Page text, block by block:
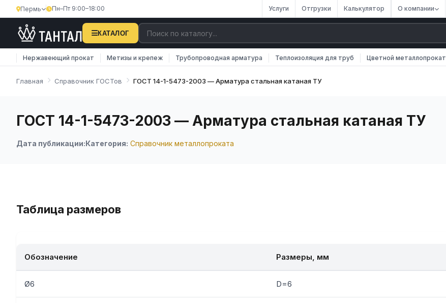
Пермь Пн–Пт 9:00–18:00 Услуги Отгрузки Калькулятор О компании
КАТАЛОГ
Нержавеющий прокат Метизы и крепеж Трубопроводная арматура Теплоизоляция для труб Цветной металлопрокат
Главная Справочник ГОСТов ГОСТ 14-1-5473-2003 — Арматура стальная катаная ТУ
ГОСТ 14-1-5473-2003 — Арматура стальная катаная ТУ
Дата публикации:Категория: Справочник металлопроката
Таблица размеров
Обозначение Размеры, мм
Ø6 D=6